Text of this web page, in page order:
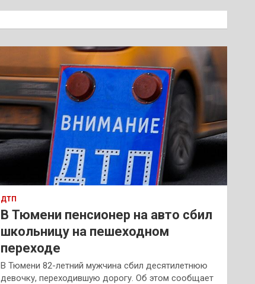
к
ДТП
В Тюмени пенсионер на авто сбил
школьницу на пешеходном
переходе
В Тюмени 82-летний мужчина сбил десятилетнюю
девочку, переходившую дорогу. Об этом сообщает